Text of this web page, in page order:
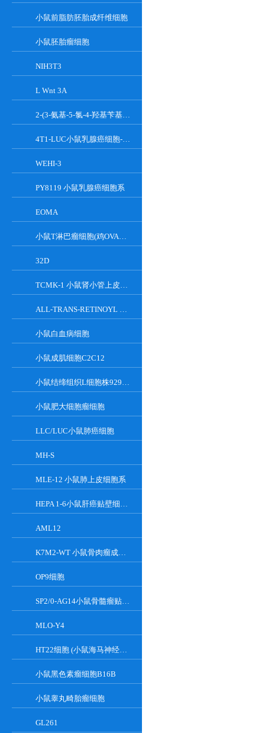
小鼠前脂肪胚胎成纤维细胞
小鼠胚胎瘤细胞
NIH3T3
L Wnt 3A
2-(3-氨基-5-氯-4-羟基苄基)-1H-异吲哚-1,3(2H)-二酮
4T1-LUC小鼠乳腺癌细胞-荧光素酶标记
WEHI-3
PY8119 小鼠乳腺癌细胞系
EOMA
小鼠T淋巴瘤细胞(鸡OVA基因修饰)
32D
TCMK-1 小鼠肾小管上皮细胞系
ALL-TRANS-RETINOYL B-GLUCURONIDE
小鼠白血病细胞
小鼠成肌细胞C2C12
小鼠结缔组织L细胞株929克隆
小鼠肥大细胞瘤细胞
LLC/LUC小鼠肺癌细胞
MH-S
MLE-12 小鼠肺上皮细胞系
HEPA 1-6小鼠肝癌贴壁细胞系
AML12
K7M2-WT 小鼠骨肉瘤成骨细胞系
OP9细胞
SP2/0-AG14小鼠骨髓瘤贴壁细胞系
MLO-Y4
HT22细胞 (小鼠海马神经元细胞) (STR鉴定正确)
小鼠黑色素瘤细胞B16B
小鼠睾丸畸胎瘤细胞
GL261